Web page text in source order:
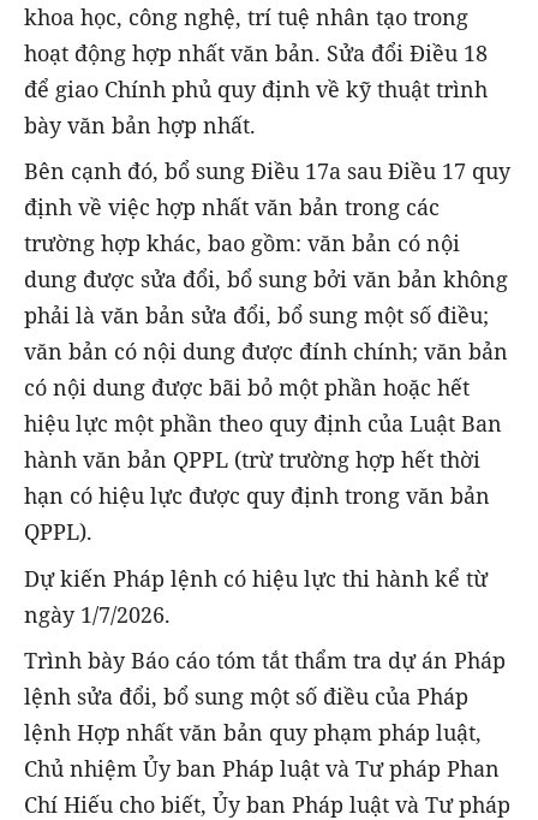
khoa học, công nghệ, trí tuệ nhân tạo trong
hoạt động hợp nhất văn bản. Sửa đổi Điều 18
để giao Chính phủ quy định về kỹ thuật trình
bày văn bản hợp nhất.
Bên cạnh đó, bổ sung Điều 17a sau Điều 17 quy
định về việc hợp nhất văn bản trong các
trường hợp khác, bao gồm: văn bản có nội
dung được sửa đổi, bổ sung bởi văn bản không
phải là văn bản sửa đổi, bổ sung một số điều;
văn bản có nội dung được đính chính; văn bản
có nội dung được bãi bỏ một phần hoặc hết
hiệu lực một phần theo quy định của Luật Ban
hành văn bản QPPL (trừ trường hợp hết thời
hạn có hiệu lực được quy định trong văn bản
QPPL).
Dự kiến Pháp lệnh có hiệu lực thi hành kể từ
ngày 1/7/2026.
Trình bày Báo cáo tóm tắt thẩm tra dự án Pháp
lệnh sửa đổi, bổ sung một số điều của Pháp
lệnh Hợp nhất văn bản quy phạm pháp luật,
Chủ nhiệm Ủy ban Pháp luật và Tư pháp Phan
Chí Hiếu cho biết, Ủy ban Pháp luật và Tư pháp